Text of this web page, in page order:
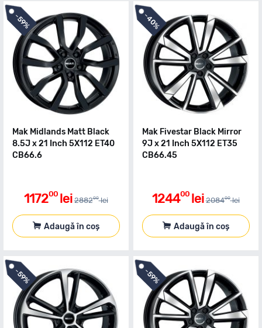
-59%
Mak Midlands Matt Black
8.5J x 21 Inch 5X112 ET40
CB66.6
117200 lei 288200 lei
Adaugă în coș
-40%
Mak Fivestar Black Mirror
9J x 21 Inch 5X112 ET35
CB66.45
124400 lei 208400 lei
Adaugă în coș
-59% -59%